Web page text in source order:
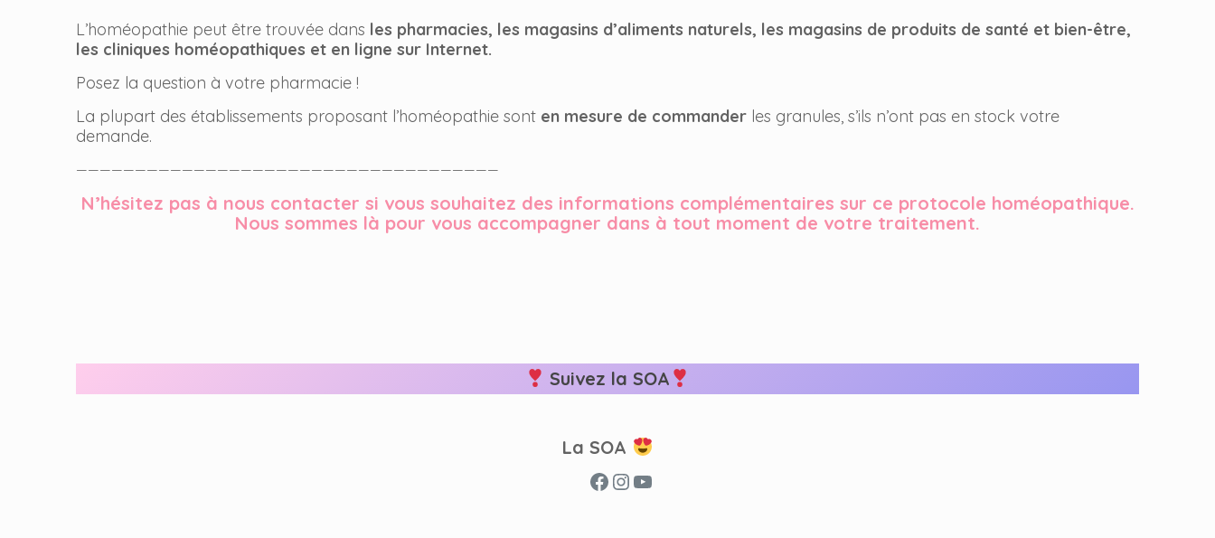
L’homéopathie peut être trouvée dans les pharmacies, les magasins d’aliments naturels, les magasins de produits de santé et bien-être,
les cliniques homéopathiques et en ligne sur Internet.
Posez la question à votre pharmacie !
La plupart des établissements proposant l’homéopathie sont en mesure de commander les granules, s’ils n’ont pas en stock votre
demande.
————————————————————————————————————
N’hésitez pas à nous contacter si vous souhaitez des informations complémentaires sur ce protocole homéopathique.
Nous sommes là pour vous accompagner dans à tout moment de votre traitement.
Suivez la SOA
La SOA
Facebook
Instagram
YouTube